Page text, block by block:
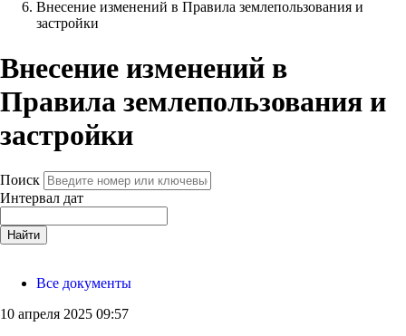
Внесение изменений в Правила землепользования и
застройки
Внесение изменений в
Правила землепользования и
застройки
Поиск
Интервал дат
Найти
Все документы
10 апреля 2025 09:57